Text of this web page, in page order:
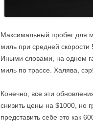
Максимальный пробег для
миль при средней
Иными словами, на одном
миль по трассе. Халява, сэр!
Конечно, все эти
снизить цены на $1000, но
представить себе это как